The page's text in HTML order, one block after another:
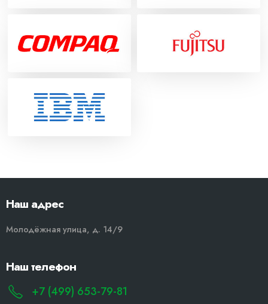
Наш адрес
Молодёжная улица, д. 14/9
Наш телефон
+7 (499) 653-79-81